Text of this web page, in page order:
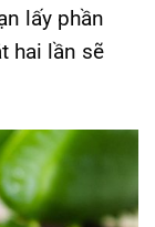
lấy phần
hai lần sẽ